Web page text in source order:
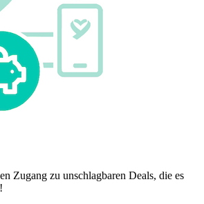
Zugang zu unschlagbaren Deals, die es